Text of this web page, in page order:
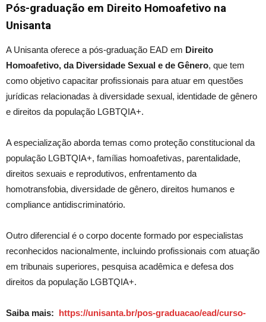
Pós-graduação em Direito Homoafetivo na
Unisanta
A Unisanta oferece a pós-graduação EAD em Direito
Homoafetivo, da Diversidade Sexual e de Gênero, que tem
como objetivo capacitar profissionais para atuar em questões
jurídicas relacionadas à diversidade sexual, identidade de gênero
e direitos da população LGBTQIA+.
A especialização aborda temas como proteção constitucional da
população LGBTQIA+, famílias homoafetivas, parentalidade,
direitos sexuais e reprodutivos, enfrentamento da
homotransfobia, diversidade de gênero, direitos humanos e
compliance antidiscriminatório.
Outro diferencial é o corpo docente formado por especialistas
reconhecidos nacionalmente, incluindo profissionais com atuação
em tribunais superiores, pesquisa acadêmica e defesa dos
direitos da população LGBTQIA+.
Saiba mais: https://unisanta.br/pos-graduacao/ead/curso-